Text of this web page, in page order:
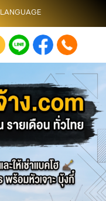
LANGUAGE